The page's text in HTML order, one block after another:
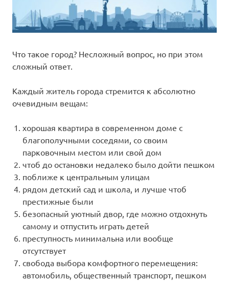
Что такое город? Несложный вопрос, но при этом
сложный ответ.
Каждый житель города стремится к абсолютно
очевидным вещам:
хорошая квартира в современном доме с
благополучными соседями, со своим
парковочным местом или свой дом
чтоб до остановки недалеко было дойти пешком
поближе к центральным улицам
рядом детский сад и школа, и лучше чтоб
престижные были
безопасный уютный двор, где можно отдохнуть
самому и отпустить играть детей
преступность минимальна или вообще
отсутствует
свобода выбора комфортного перемещения:
автомобиль, общественный транспорт, пешком